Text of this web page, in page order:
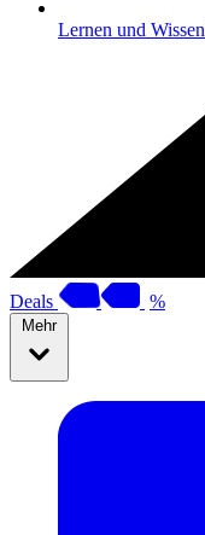
Lernen und Wissen
Deals %
Mehr